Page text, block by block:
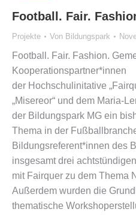
Football. Fair.
Projekte Von Bildungspark
Football. Fair. Fashion.
Kooperationspartner*innen
der Hochschulinitative
„Misereor“ und dem Maria-
der Bildungspark MG ein
Thema in der
Bildungsreferent*innen des
insgesamt drei
mit Fairquer zu dem Thema
Außerdem wurden die
thematische